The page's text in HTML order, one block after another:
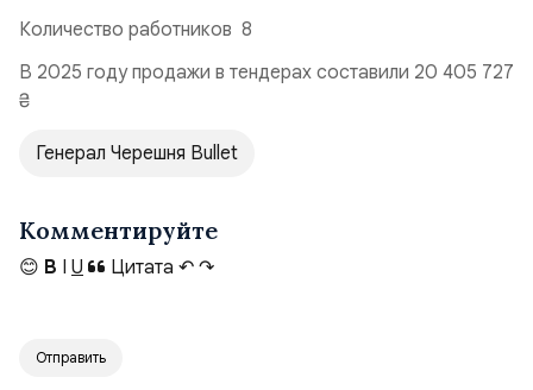
Количество работников 8
В 2025 году продажи в тендерах составили 20 405 727
₴
Генерал Черешня Bullet
Комментируйте
😊 B I U Цитата ↶ ↷
Отправить